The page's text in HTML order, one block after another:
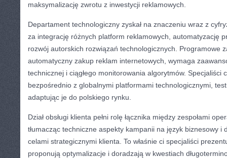
maksymalizację zwrotu z inwestycji reklamowych.
Departament technologiczny zyskał na znaczeniu wraz z
za integrację różnych platform reklamowych, automatyzację
rozwój autorskich rozwiązań technologicznych. Programowe
automatyczny zakup reklam internetowych, wymaga
technicznej i ciągłego monitorowania algorytmów. Specjaliści
bezpośrednio z globalnymi platformami technologicznymi,
adaptując je do polskiego rynku.
Dział obsługi klienta pełni rolę łącznika między zespołami
tłumacząc techniczne aspekty kampanii na język biznesowy i
celami strategicznymi klienta. To właśnie ci specjaliści
proponują optymalizacje i doradzają w kwestiach